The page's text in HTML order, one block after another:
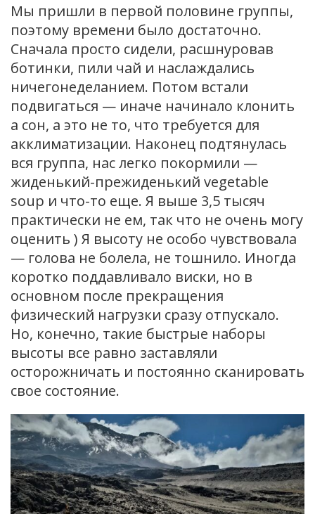
Мы пришли в первой половине группы,
поэтому времени было достаточно.
Сначала просто сидели, расшнуровав
ботинки, пили чай и наслаждались
ничегонеделанием. Потом встали
подвигаться — иначе начинало клонить
а сон, а это не то, что требуется для
акклиматизации. Наконец подтянулась
вся группа, нас легко покормили —
жиденький-прежиденький vegetable
soup и что-то еще. Я выше 3,5 тысяч
практически не ем, так что не очень могу
оценить ) Я высоту не особо чувствовала
— голова не болела, не тошнило. Иногда
коротко поддавливало виски, но в
основном после прекращения
физический нагрузки сразу отпускало.
Но, конечно, такие быстрые наборы
высоты все равно заставляли
осторожничать и постоянно сканировать
свое состояние.